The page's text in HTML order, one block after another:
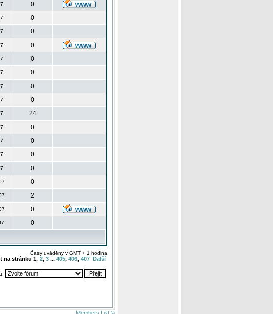
0
0
0
0
0
0
0
0
24
0
0
0
0
0
2
0
0
Časy uváděny v GMT + 1 hodina
na stránku 1, 2, 3 ... 405, 406, 407 Další